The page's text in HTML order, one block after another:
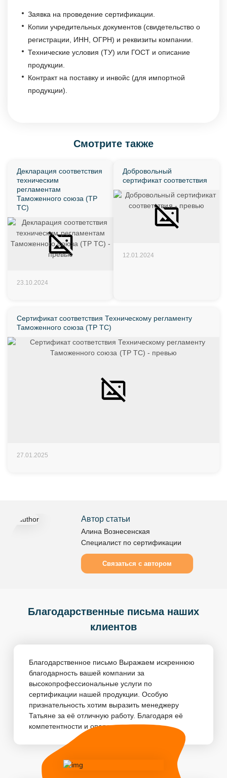
Заявка на проведение сертификации.
Копии учредительных документов (свидетельство о
регистрации, ИНН, ОГРН) и реквизиты компании.
Технические условия (ТУ) или ГОСТ и описание
продукции.
Контракт на поставку и инвойс (для импортной
продукции).
Смотрите также
Декларация соответствия
техническим
регламентам
Таможенного союза (ТР
ТС)
23.10.2024
Добровольный
сертификат соответствия
12.01.2024
Сертификат соответствия Техническому регламенту
Таможенного союза (ТР ТС)
27.01.2025
Автор статьи
Алина Вознесенская
Специалист по сертификации
Связаться с автором
Благодарственные письма наших
клиентов
Благодарственное письмо Выражаем искреннюю
благодарность вашей компании за
высокопрофессиональные услуги по
сертификации нашей продукции. Особую
признательность хотим выразить менеджеру
Татьяне за её отличную работу. Благодаря её
компетентности и оперативности, пр...